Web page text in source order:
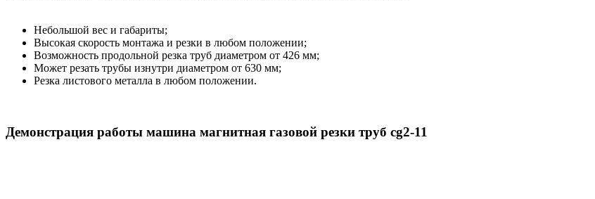
Небольшой вес и габариты;
Высокая скорость монтажа и резки в любом положении;
Возможность продольной резка труб диаметром от 426 мм;
Может резать трубы изнутри диаметром от 630 мм;
Резка листового металла в любом положении.
Демонстрация работы машина магнитная газовой резки труб cg2-11